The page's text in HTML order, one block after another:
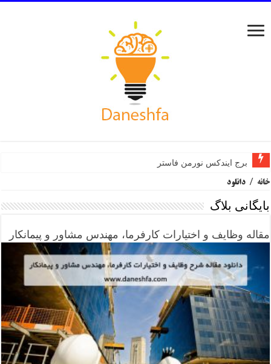
برج ایندکس نورمن فاستر
خانه / دانلود
بایگانی بلاگ
مقاله وظایف و اختیارات کارفرما، مهندس مشاور و پیمانکار